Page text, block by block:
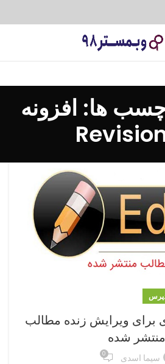
ها: افزونه
برای ویرایش زنده مطالب
منتشر شده
سیما اسدی 0